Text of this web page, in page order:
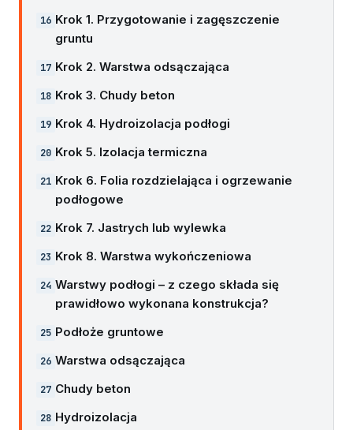
Krok 1. Przygotowanie i zagęszczenie
gruntu
Krok 2. Warstwa odsączająca
Krok 3. Chudy beton
Krok 4. Hydroizolacja podłogi
Krok 5. Izolacja termiczna
Krok 6. Folia rozdzielająca i ogrzewanie
podłogowe
Krok 7. Jastrych lub wylewka
Krok 8. Warstwa wykończeniowa
Warstwy podłogi – z czego składa się
prawidłowo wykonana konstrukcja?
Podłoże gruntowe
Warstwa odsączająca
Chudy beton
Hydroizolacja